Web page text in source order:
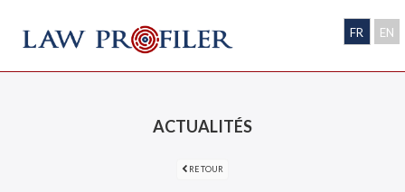
FR EN
ACTUALITÉS
RETOUR